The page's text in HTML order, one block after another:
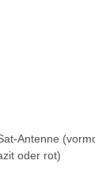
Antenne
oder rot)